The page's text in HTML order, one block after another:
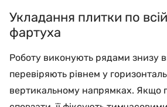
Укладання плитки по
фартуха
Роботу виконують рядами знизу
перевіряють рівнем у
вертикальному напрямках. Якщо